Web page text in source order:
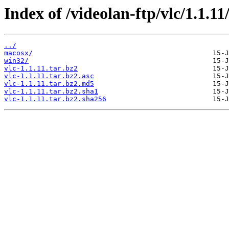
Index of /videolan-ftp/vlc/1.1.11/
../
macosx/
win32/
vlc-1.1.11.tar.bz2
vlc-1.1.11.tar.bz2.asc
vlc-1.1.11.tar.bz2.md5
vlc-1.1.11.tar.bz2.sha1
vlc-1.1.11.tar.bz2.sha256